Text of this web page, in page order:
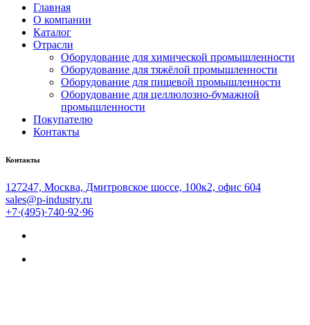
Главная
О компании
Каталог
Отрасли
Оборудование для химической промышленности
Оборудование для тяжёлой промышленности
Оборудование для пищевой промышленности
Оборудование для целлюлозно-бумажной
промышленности
Покупателю
Контакты
Контакты
127247, Москва, Дмитровское шоссе, 100к2, офис 604
sales@p-industry.ru
+7·(495)·740·92·96